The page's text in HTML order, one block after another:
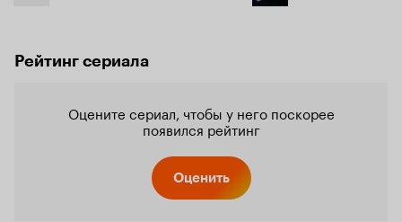
Рейтинг сериала
Оцените сериал, чтобы у него поскорее
появился рейтинг
Оценить